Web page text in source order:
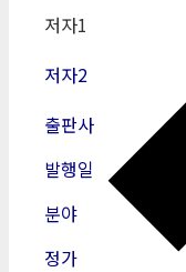
저자1
저자2
출판사
발행일
분야
정가